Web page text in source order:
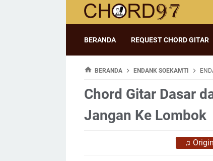
BERANDA REQUEST CHORD GITAR
BERANDA ENDANK SOEKAMTI
Chord Gitar Dasar
Jangan Ke Lombok
♫